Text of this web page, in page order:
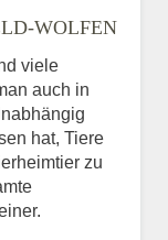
WOLFEN
viele
auch in
hat, Tiere
zu